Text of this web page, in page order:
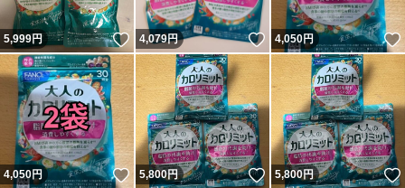
5,999円 いいね！
4,079円 いいね！
4,050円
4,050円 いいね！
5,800円 いいね！
5,800円